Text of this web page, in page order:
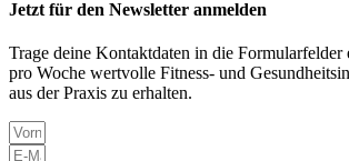
Jetzt für den Newsletter anmelden
Trage deine Kontaktdaten in die
pro Woche wertvolle Fitness- und
aus der Praxis zu erhalten.